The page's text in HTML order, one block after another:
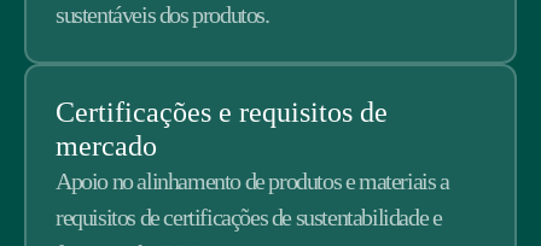
sustentáveis dos produtos.
Certificações e requisitos de
mercado
Apoio no alinhamento de produtos e materiais a
requisitos de certificações de sustentabilidade e